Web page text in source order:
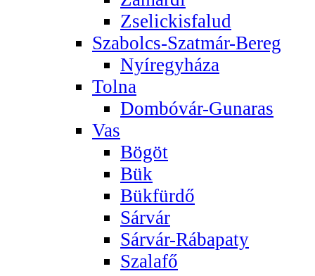
Zselickisfalud
Szabolcs-Szatmár-Bereg
Nyíregyháza
Tolna
Dombóvár-Gunaras
Vas
Bögöt
Bük
Bükfürdő
Sárvár
Sárvár-Rábapaty
Szalafő